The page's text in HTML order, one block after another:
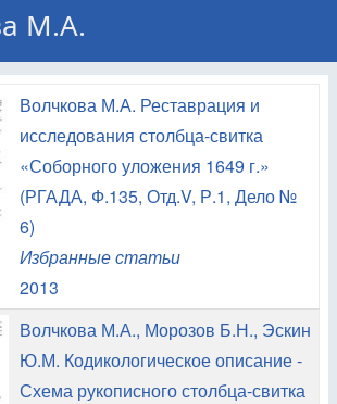
М.А.
Волчкова М.А. Реставрация и
исследования столбца-свитка
«Соборного уложения 1649 г.»
(РГАДА, Ф.135, Отд.V, Р.1, Дело №
6)
Избранные статьи
2013
Волчкова М.А., Морозов Б.Н., Эскин
Ю.М. Кодикологическое описание -
Схема рукописного столбца-свитка